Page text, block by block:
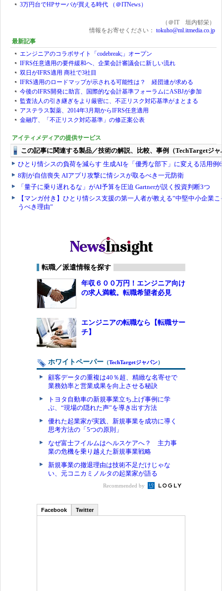
3万円台でHPサーバが買える時代 （＠ITNews）
（＠IT 垣内郁栄）
情報をお寄せください： tokuho@ml.itmedia.co.jp
最新記事
エンジニアのコラボサイト「codebreak;」オープン
IFRS任意適用の要件緩和へ、企業会計審議会に新しい流れ
双日がIFRS適用 商社で3社目
IFRS適用のロードマップが示される可能性は？ 経団連が求める
今後のIFRS開発に助言、国際的な会計基準フォーラムにASBJが参加
監査法人の引き継ぎをより厳密に、不正リスク対応基準がまとまる
アステラス製薬、2014年3月期からIFRS任意適用
金融庁、「不正リスク対応基準」の修正案公表
アイティメディアの提供サービス
転職／派遣情報を探す
年収６００万円！エンジニア向け
の求人満載。転職希望者必見
エンジニアの転職なら【転職サー
チ】
ホワイトペーパー （TechTargetジャパン）
顧客データの重複は40％超、精緻な名寄せで
業務効率と営業成果を向上させる秘訣
トヨタ自動車の新規事業立ち上げ事例に学
ぶ、“現場の隠れた声”を導き出す方法
優れた起業家が実践、新規事業を成功に導く
思考方法の「5つの原則」
なぜ富士フイルムはヘルスケアへ？ 主力事
業の危機を乗り越えた新規事業戦略
新規事業の撤退理由は技術不足だけじゃな
い、元コニカミノルタの起業家が語る
Recommended by
Facebook Twitter